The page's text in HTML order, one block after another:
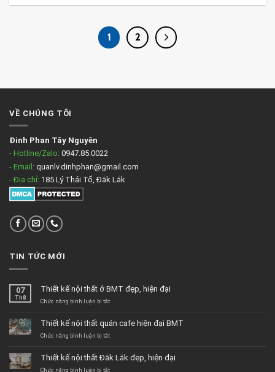
1 2
VỀ CHÚNG TÔI
Đinh Phan Tây Nguyên
- Hotline/Zalo: 0947.85.0022
- Email: quanlv.dinhphan@gmail.com
- Địa chỉ: 185 Lý Thái Tổ, Đắk Lắk
TIN TỨC MỚI
07
Th8
Thiết kế nội thất ở BMT đẹp, hiện đại
Chức năng bình luận bị tắtở
nội
thất
đẹp,
hiện
Thiết kế nội thất quán cafe hiện đại BMT
Chức năng bình luận bị tắtở
nội
thất
Thiết kế nội thất Đắk Lắk đẹp, hiện đại
Chức năng bình luận bị tắtở